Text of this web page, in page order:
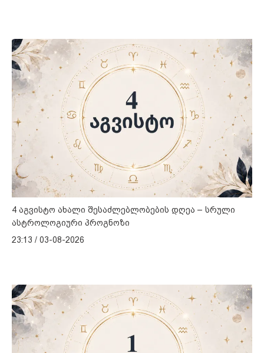
4 აგვისტო ახალი შესაძლებლობების დღეა – სრული
ასტროლოგიური პროგნოზი
23:13 / 03-08-2026